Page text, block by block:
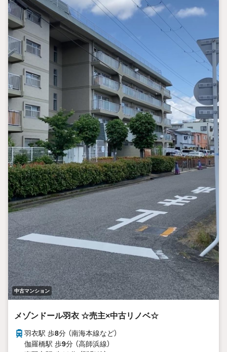
中古マンション
メゾンドール羽衣 ☆売主×中古リノベ☆
羽衣駅 歩8分 （南海本線など）
伽羅橋駅 歩9分 （高師浜線）